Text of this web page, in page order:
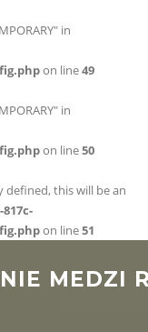
in
on line49
in
on line50
defined, this will be an
on line51
MEDZI